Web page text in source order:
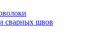
сварных швов